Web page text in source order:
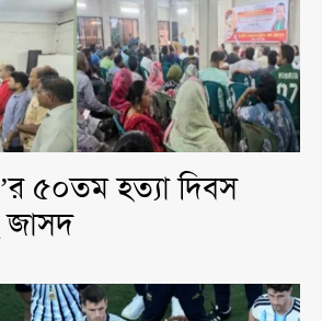
৫০তম হত্যা দিবস
জাসদ